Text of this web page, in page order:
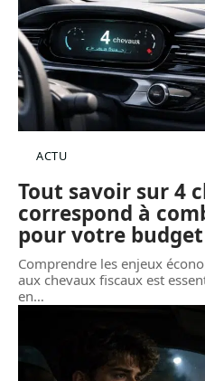
ACTU
Tout savoir sur 4
correspond à
pour votre budget
Comprendre les enjeux
aux chevaux fiscaux est
en…